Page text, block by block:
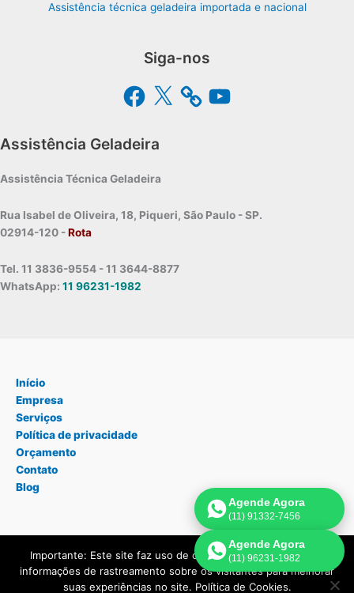
Assistência técnica geladeira importada e nacional
Siga-nos
Facebook
X YouTube
Assistência Geladeira
Assistência Técnica Geladeira
Rua Isabel de Oliveira, 18, Piqueri, São Paulo - SP.
02914-120 -Rota
Tel. 11 3836-9554 - 11 3644-8877
WhatsApp: 11 96231-1982
Início
Empresa
Serviços
Política de privacidade
Orçamento
Contato
Blog
Copyright © 2026 Assistência Técnica Geladeira São Paulo | Criado
por:Página de Venda
Agende Agora
(11) 91332-7456
Agende Agora
(11) 96231-1982
Importante: Este site faz uso de cookies que podem conter
informações de rastreamento sobre os visitantes para melhorar
suas experiências no site. Política de Cookies.